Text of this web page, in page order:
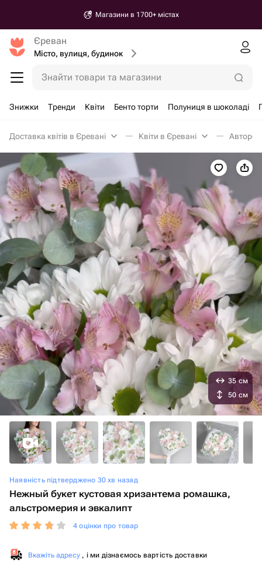
Магазини в 1700+ містах
Єреван
Місто, вулиця, будинок
Знайти товари та магазини
Знижки Тренди Квіти Бенто торти Полуниця в шоколаді
Доставка квітів в Єревані Квіти в Єревані
Наявність підтверджено 30 хв назад
Нежный букет кустовая хризантема ромашка,
альстромерия и эвкалипт
4 оцінки про товар
Вкажіть адресу , і ми дізнаємось вартість доставки
35 см
50 см